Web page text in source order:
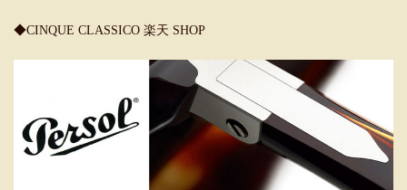
◆CINQUE CLASSICO 楽天 SHOP